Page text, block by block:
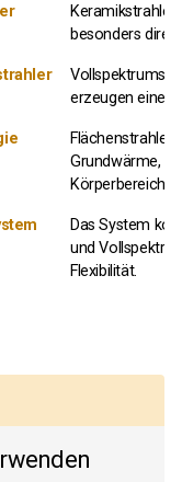
besonders
erzeugen eine
Flächenstrahler
Grundwärme,
Körperbereiche
Das System
und
Flexibilität.